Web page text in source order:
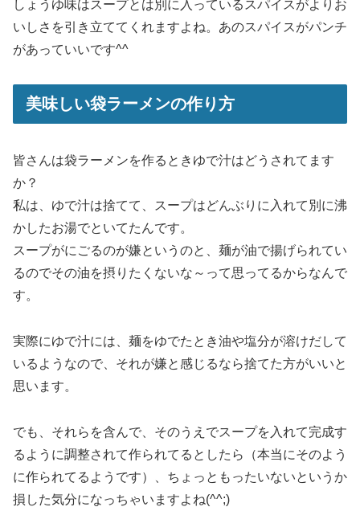
しょうゆ味はスープとは別に入っているスパイスがよりお
いしさを引き立ててくれますよね。あのスパイスがパンチ
があっていいです^^
美味しい袋ラーメンの作り方
皆さんは袋ラーメンを作るときゆで汁はどうされてます
か？
私は、ゆで汁は捨てて、スープはどんぶりに入れて別に沸
かしたお湯でといてたんです。
スープがにごるのが嫌というのと、麺が油で揚げられてい
るのでその油を摂りたくないな～って思ってるからなんで
す。
実際にゆで汁には、麺をゆでたとき油や塩分が溶けだして
いるようなので、それが嫌と感じるなら捨てた方がいいと
思います。
でも、それらを含んで、そのうえでスープを入れて完成す
るように調整されて作られてるとしたら（本当にそのよう
に作られてるようです）、ちょっともったいないというか
損した気分になっちゃいますよね(^^;)